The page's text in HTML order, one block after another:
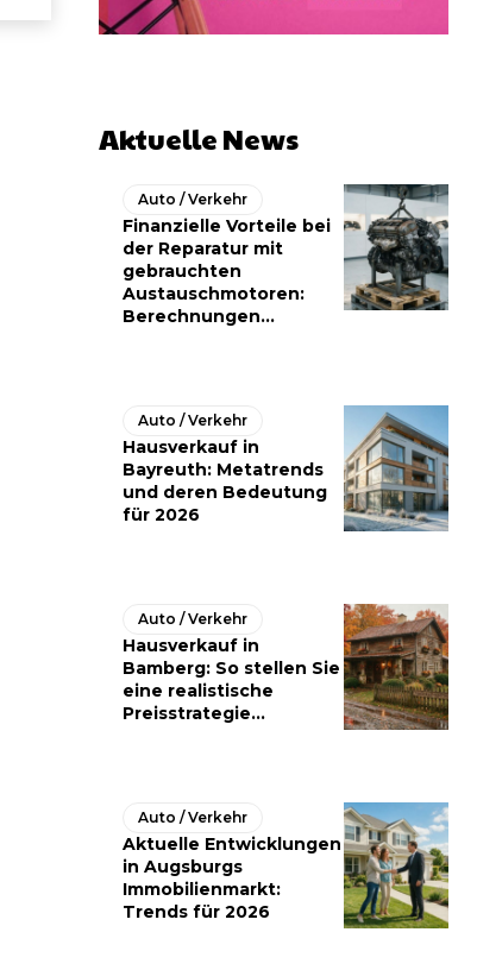
Aktuelle News
Auto / Verkehr
Finanzielle Vorteile bei
der Reparatur mit
gebrauchten
Austauschmotoren:
Berechnungen...
Auto / Verkehr
Hausverkauf in
Bayreuth: Metatrends
und deren Bedeutung
für 2026
Auto / Verkehr
Hausverkauf in
Bamberg: So stellen Sie
eine realistische
Preisstrategie...
Auto / Verkehr
Aktuelle Entwicklungen
in Augsburgs
Immobilienmarkt:
Trends für 2026